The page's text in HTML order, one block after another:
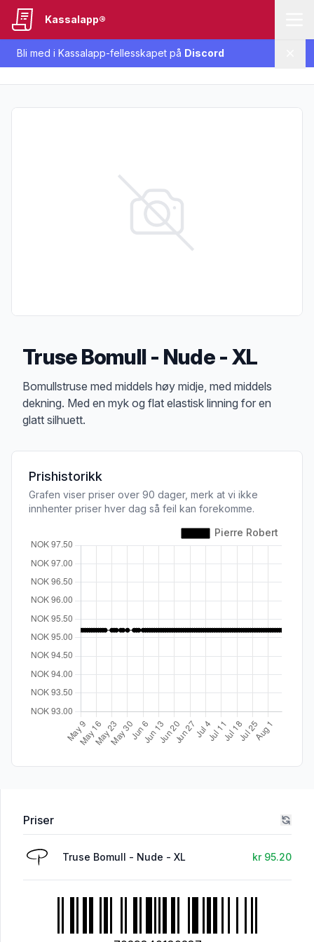
Bli med i Kassalapp-fellesskapet på Discord
Kassalapp®
Truse Bomull - Nude - XL
Produktbeskrivelse
Bomullstruse med middels høy midje, med middels
dekning. Med en myk og flat elastisk linning for en
glatt silhuett.
Prishistorikk
Grafen viser priser over 90 dager, merk at vi ikke
innhenter priser hver dag så feil kan forekomme.
Priser
Truse Bomull - Nude - XL kr 95.20